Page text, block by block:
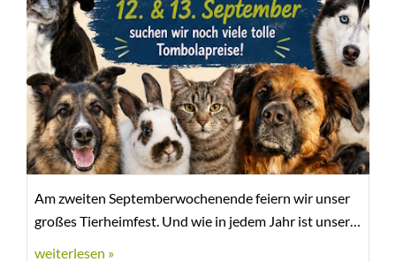
Am zweiten Septemberwochenende feiern wir unser
großes Tierheimfest. Und wie in jedem Jahr ist unsere
weiterlesen »